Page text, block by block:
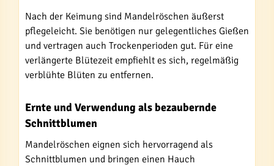
Nach der Keimung sind Mandelröschen äußerst
pflegeleicht. Sie benötigen nur gelegentliches Gießen
und vertragen auch Trockenperioden gut. Für eine
verlängerte Blütezeit empfiehlt es sich, regelmäßig
verblühte Blüten zu entfernen.
Ernte und Verwendung als bezaubernde
Schnittblumen
Mandelröschen eignen sich hervorragend als
Schnittblumen und bringen einen Hauch